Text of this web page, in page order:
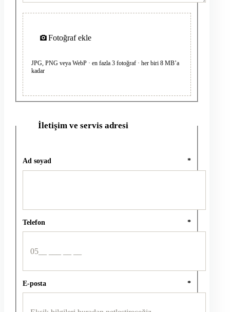
Fotoğraf ekle
JPG, PNG veya WebP · en fazla 3 fotoğraf · her biri 8 MB’a
kadar
İletişim ve servis adresi
Ad soyad *
Telefon *
E-posta *